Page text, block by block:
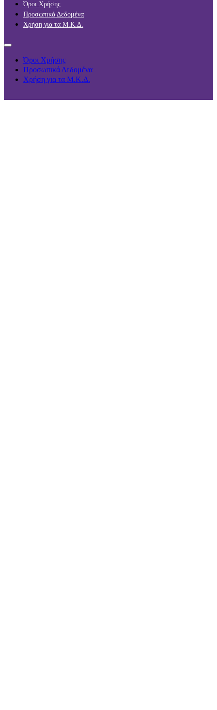
Όροι Χρήσης
Προσωπικά Δεδομένα
Χρήση για τα Μ.Κ.Δ.
Όροι Χρήσης
Προσωπικά Δεδομένα
Χρήση για τα Μ.Κ.Δ.